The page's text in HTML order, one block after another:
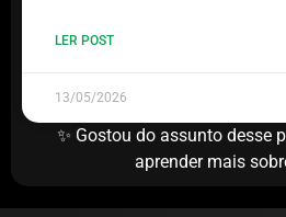
LER POST
13/05/2026
✨ Gostou do assunto desse
aprender mais